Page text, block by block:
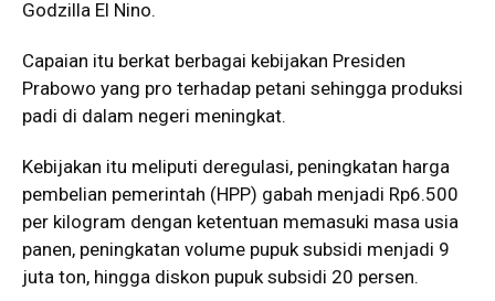
Godzilla El Nino.
Capaian itu berkat berbagai kebijakan Presiden
Prabowo yang pro terhadap petani sehingga produksi
padi di dalam negeri meningkat.
Kebijakan itu meliputi deregulasi, peningkatan harga
pembelian pemerintah (HPP) gabah menjadi Rp6.500
per kilogram dengan ketentuan memasuki masa usia
panen, peningkatan volume pupuk subsidi menjadi 9
juta ton, hingga diskon pupuk subsidi 20 persen.